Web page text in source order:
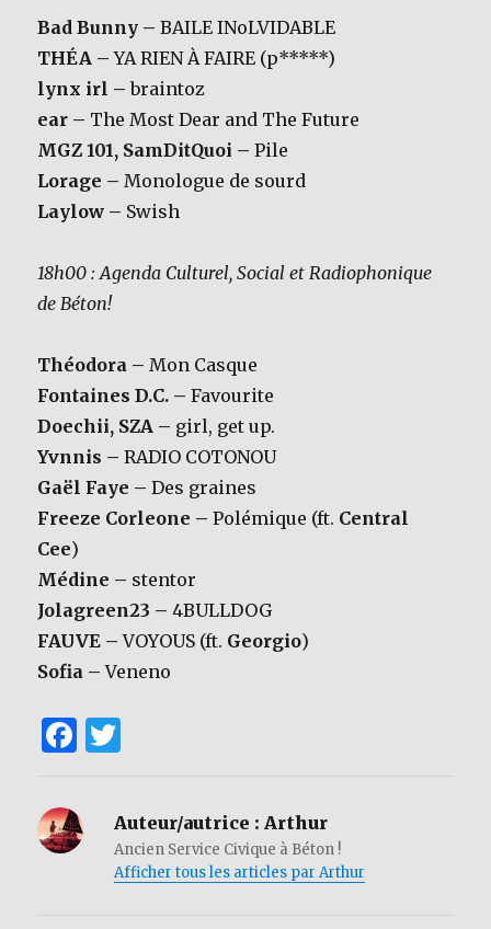
Bad Bunny –BAILE INoLVIDABLE
THÉA –YA RIEN À FAIRE (p*****)
lynx irl –braintoz
ear – The Most Dear and The Future
MGZ 101, SamDitQuoi –Pile
Lorage –Monologue de sourd
Laylow – Swish
18h00 : Agenda Culturel, Social et Radiophonique
de Béton!
Théodora –Mon Casque
Fontaines D.C. –Favourite
Doechii, SZA – girl, get up.
Yvnnis –RADIO COTONOU
Gaël Faye –Des graines
Freeze Corleone –Polémique (ft. Central
Cee)
Médine – stentor
Jolagreen23 –4BULLDOG
FAUVE –VOYOUS (ft. Georgio)
Sofia –Veneno
F
c
e
it
te
r
Auteur/autrice : Arthur
Ancien Service Civique à Béton !
Afficher tous les articles par Arthur